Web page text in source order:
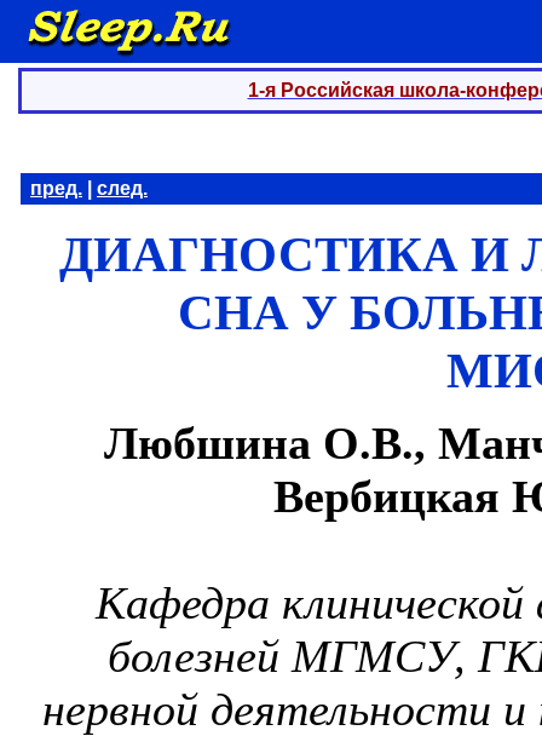
1-я Российская школа-
пред. след.
ДИАГНОСТИКА И
СНА У
Любшина О.В.,
Вербицкая
Кафедра
болезней МГМСУ,
нервной деятельности